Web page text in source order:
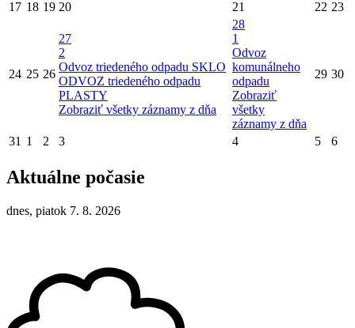
17 18 19 20 21 22 23
24 25 26
27
2
Odvoz triedeného odpadu SKLO
ODVOZ triedeného odpadu
PLASTY
Zobraziť všetky záznamy z dňa
28
1
Odvoz
komunálneho
odpadu
Zobraziť
všetky
záznamy z dňa
29 30
31 1 2 3 4 5 6
Aktuálne počasie
dnes, piatok 7. 8. 2026